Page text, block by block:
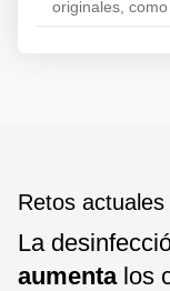
originales,
Retos actuales
La
aumentalos